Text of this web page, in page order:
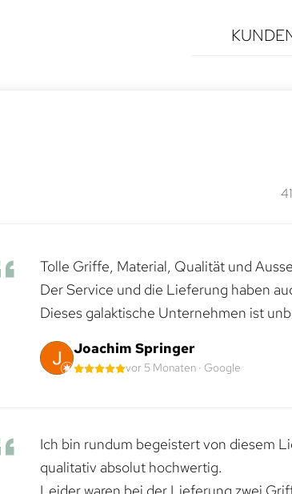
Tolle Griffe, Material, Qualität und
Der Service und die Lieferung haben
Dieses galaktische Unternehmen ist
Joachim Springer
vor 5 Monaten · Google
Ich bin rundum begeistert von diesem
qualitativ absolut hochwertig.